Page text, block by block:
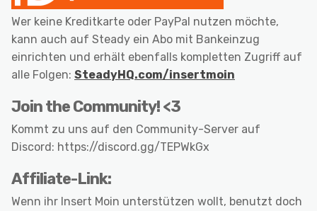
Wer keine Kreditkarte oder PayPal nutzen möchte,
kann auch auf Steady ein Abo mit Bankeinzug
einrichten und erhält ebenfalls kompletten Zugriff auf
alle Folgen: SteadyHQ.com/insertmoin
Join the Community! <3
Kommt zu uns auf den Community-Server auf
Discord: https://discord.gg/TEPWkGx
Affiliate-Link:
Wenn ihr Insert Moin unterstützen wollt, benutzt doch